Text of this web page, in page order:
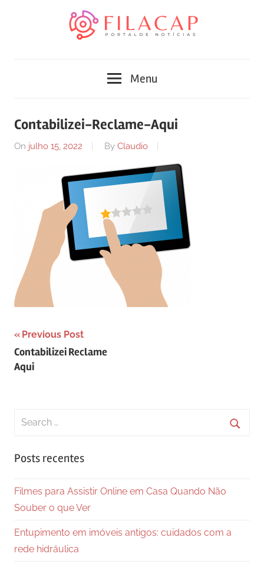
notícias
FilaCap
com
informações
Menu
Contabilizei-Reclame-Aqui
On julho 15, 2022 By Claudio
Navegação
de
Previous Post
Contabilizei Reclame
Aqui
Search
Posts recentes
Filmes para Assistir Online em Casa Quando Não
Souber o que Ver
Entupimento em imóveis antigos: cuidados com a
rede hidráulica